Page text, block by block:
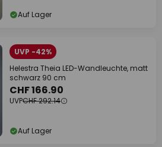
Auf Lager
UVP -42%
Helestra Theia LED-Wandleuchte, matt
schwarz 90 cm
CHF 166.90
UVPCHF 292.14
Auf Lager